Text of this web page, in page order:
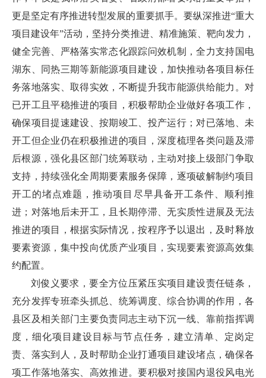
更是坚定有序推进转型发展的重要抓手。要纵深推进“重大
项目建设年”活动，坚持分类推进、精准施策、靶向发力，
健全完善、严格落实常态化跟踪问效机制，全力支持国电
湖东、同热三期等新能源项目建设，加快推动各项目标任
务落地落实、取得实效，不断提升我市能源供给能力。对
已开工且平稳推进的项目，积极帮助企业做好各项工作，
确保项目提速建设、按期竣工、投产运行；对已落地、未
开工但企业仍在积极推进的项目，深度梳理各类问题及滞
后根源，强化县区部门统筹联动，主动对接上级部门争取
支持，持续强化全周期要素服务保障，逐项破解制约项目
开工的堵点难题，推动项目尽早具备开工条件、顺利推
进；对落地后未开工，且长期停滞、无实质性进展及无法
推进的项目，根据实际情况，按程序予以退出，及时释放
要素资源，集中投向优质产业项目，实现要素资源高效集
约配置。
刘俊义要求，要全方位压紧压实项目建设责任链条，
充分发挥专班牵头抓总、统筹调度、综合协调的作用，各
县区及相关部门主要负责同志主动下沉一线、靠前指挥调
度，细化项目建设目标与节点任务，建立清单、定岗定
责、落实到人，及时帮助企业打通项目建设堵点，确保各
项工作落地落实、高效推进。要积极对接国内退役风电光